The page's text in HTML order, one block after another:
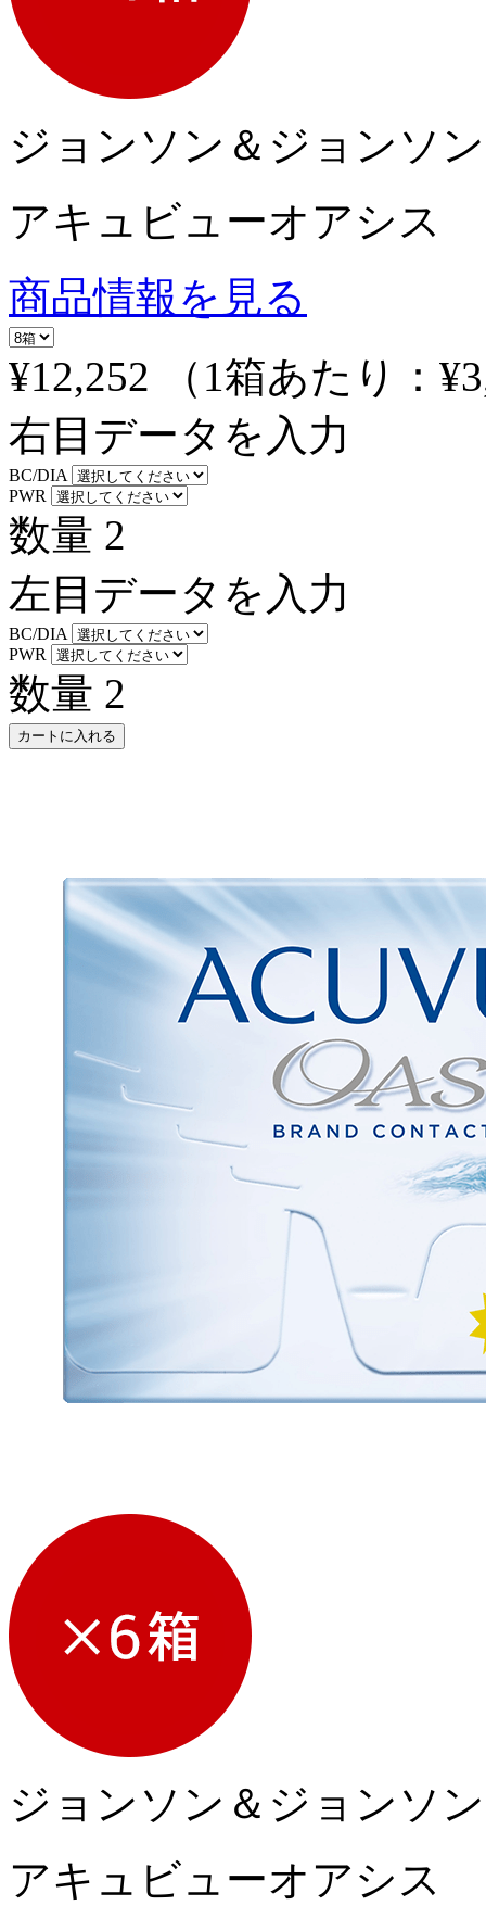
ジョンソン＆ジョンソン
アキュビューオアシス
商品情報を見る
¥12,252
（1箱あたり：
右目データを入力
BC/DIA
PWR
数量 2
左目データを入力
BC/DIA
PWR
数量 2
カートに入れる
ジョンソン＆ジョンソン
アキュビューオアシス